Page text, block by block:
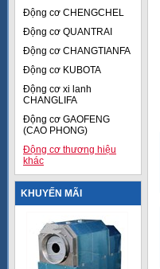
Động cơ CHENGCHEL
Động cơ QUANTRAI
Động cơ CHANGTIANFA
Động cơ KUBOTA
Động cơ xi lanh
CHANGLIFA
Động cơ GAOFENG
(CAO PHONG)
Động cơ thương hiệu
khác
KHUYẾN MÃI